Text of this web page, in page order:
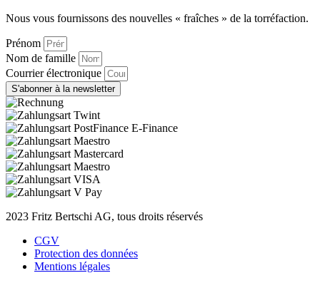
Nous vous fournissons des nouvelles « fraîches » de la torréfaction.
Prénom
Nom de famille
Courrier électronique
S'abonner à la newsletter
2023 Fritz Bertschi AG, tous droits réservés
CGV
Protection des données
Mentions légales